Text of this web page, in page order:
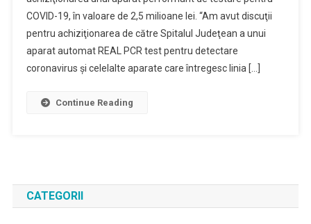
COVID-19, în valoare de 2,5 milioane lei. “Am avut discuţii
pentru achiziţionarea de către Spitalul Judeţean a unui
aparat automat REAL PCR test pentru detectare
coronavirus şi celelalte aparate care întregesc linia […]
Continue Reading
CATEGORII